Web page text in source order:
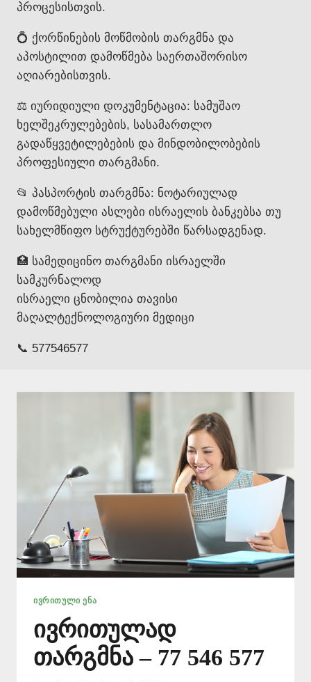
პროცესისთვის.
💍 ქორწინების მოწმობის თარგმნა და
აპოსტილით დამოწმება საერთაშორისო
აღიარებისთვის.
⚖️ იურიდიული დოკუმენტაცია: სამუშაო
ხელშეკრულებების, სასამართლო
გადაწყვეტილებების და მინდობილობების
პროფესიული თარგმანი.
📂 პასპორტის თარგმნა: ნოტარიულად
დამოწმებული ასლები ისრაელის ბანკებსა თუ
სახელმწიფო სტრუქტურებში წარსადგენად.
🏥 სამედიცინო თარგმანი ისრაელში
სამკურნალოდ
ისრაელი ცნობილია თავისი
მაღალტექნოლოგიური მედიცი
📞 577546577
ᲘᲕᲠᲘᲗᲣᲚᲘ ᲔᲜᲐ
ივრითულად
თარგმნა – 77 546 577